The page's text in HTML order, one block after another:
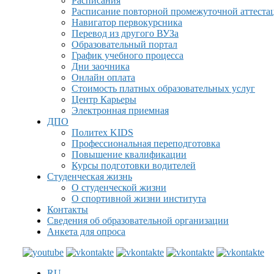
Расписание повторной промежуточной
Навигатор первокурсника
Перевод из другого ВУЗа
Образовательный портал
График учебного процесса
Дни заочника
Онлайн оплата
Стоимость платных образовательных услуг
Центр Карьеры
Электронная приемная
ДПО
Политех KIDS
Профессиональная переподготовка
Повышение квалификации
Курсы подготовки водителей
Студенческая жизнь
О студенческой жизни
О спортивной жизни института
Контакты
Сведения об образовательной организации
Анкета для опроса